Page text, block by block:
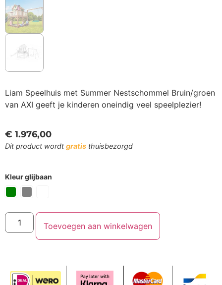
Liam Speelhuis met Summer Nestschommel Bruin/groen
van AXI geeft je kinderen oneindig veel speelplezier!
€ 1.976,00
Dit product wordt gratis thuisbezorgd
Kleur glijbaan
Toevoegen aan winkelwagen